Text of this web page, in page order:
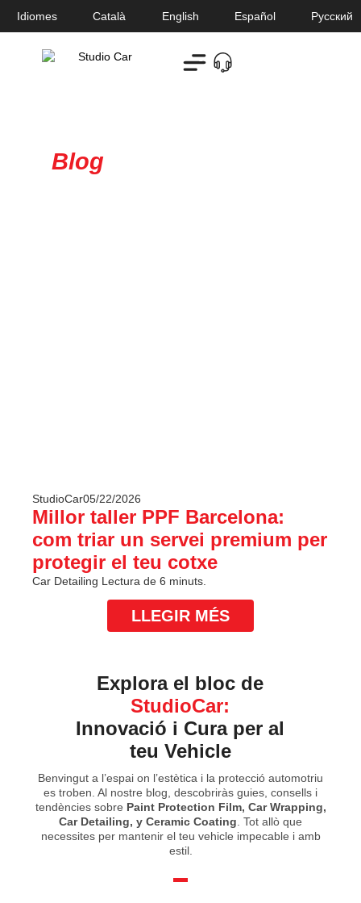
Idiomes Català English Español Русский
Blog
StudioCar05/22/2026
Millor taller PPF Barcelona:
com triar un servei premium per
protegir el teu cotxe
Car Detailing Lectura de 6 minuts.
LLEGIR MÉS
Explora el bloc de
StudioCar:
Innovació i Cura per al
teu Vehicle
Benvingut a l’espai on l’estètica i la protecció automotriu
es troben. Al nostre blog, descobriràs guies, consells i
tendències sobre Paint Protection Film, Car Wrapping,
Car Detailing, y Ceramic Coating. Tot allò que
necessites per mantenir el teu vehicle impecable i amb
estil.